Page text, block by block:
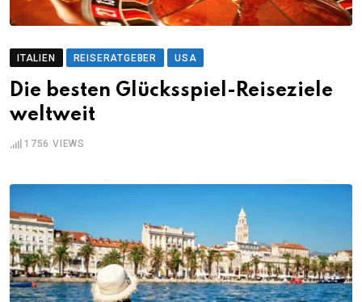
ITALIEN REISERATGEBER USA
Die besten Glücksspiel-Reiseziele
weltweit
1756 VIEWS